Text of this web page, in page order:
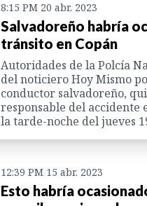
8:15 PM 20 abr. 2023
Salvadoreño habría
tránsito en Copán
Autoridades de la Polcía
del noticiero Hoy Mismo
conductor salvadoreño,
responsable del accidente
la tarde-noche del jueves
12:39 PM 15 abr. 2023
Esto habría